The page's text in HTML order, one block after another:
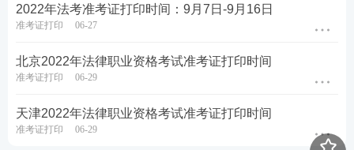
2022年法考准考证打印时间：9月7日-9月16日
准考证打印 06-27
北京2022年法律职业资格考试准考证打印时间
准考证打印 06-29
天津2022年法律职业资格考试准考证打印时间
准考证打印 06-29